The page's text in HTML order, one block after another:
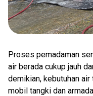
Proses pemadaman
air berada cukup jauh
demikian, kebutuhan
mobil tangki dan